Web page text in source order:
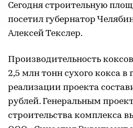
Сегодня строительную
посетил губернатор
Алексей Текслер.
Производительность
2,5 млн тонн сухого кокса в
реализации проекта
рублей. Генеральным
строительства комплекса